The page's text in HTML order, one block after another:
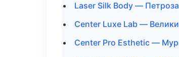
Laser Silk Body —
Center Luxe Lab —
Center Pro Esthetic —